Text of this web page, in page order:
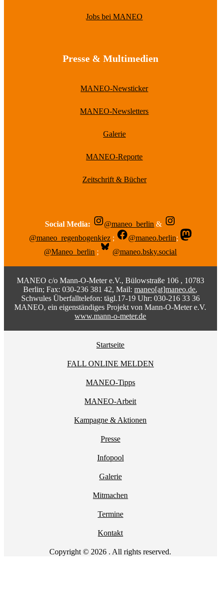
Jobs bei MANEO
Presse & Multimedien
MANEO-Newsticker
MANEO-Newsletters
Galerie
MANEO-Reporte
Zeitschrift & Bücher
Social Media: @maneo_berlin &
@maneo_regenbogenkiez ; @maneo.berlin;
@Maneo_berlin ; @maneo.bsky.social
MANEO c/o Mann-O-Meter e.V., Bülowstraße 106 , 10783
Berlin; Fax: 030-236 381 42, Mail:maneo[at]maneo.de,
Schwules Überfalltelefon: tägl.17-19 Uhr: 030-216 33 36
MANEO, ein eigenständiges Projekt von Mann-O-Meter e.V.
www.mann-o-meter.de
Startseite
FALL ONLINE MELDEN
MANEO-Tipps
MANEO-Arbeit
Kampagne & Aktionen
Presse
Infopool
Galerie
Mitmachen
Termine
Kontakt
Copyright © 2026 . All rights reserved.